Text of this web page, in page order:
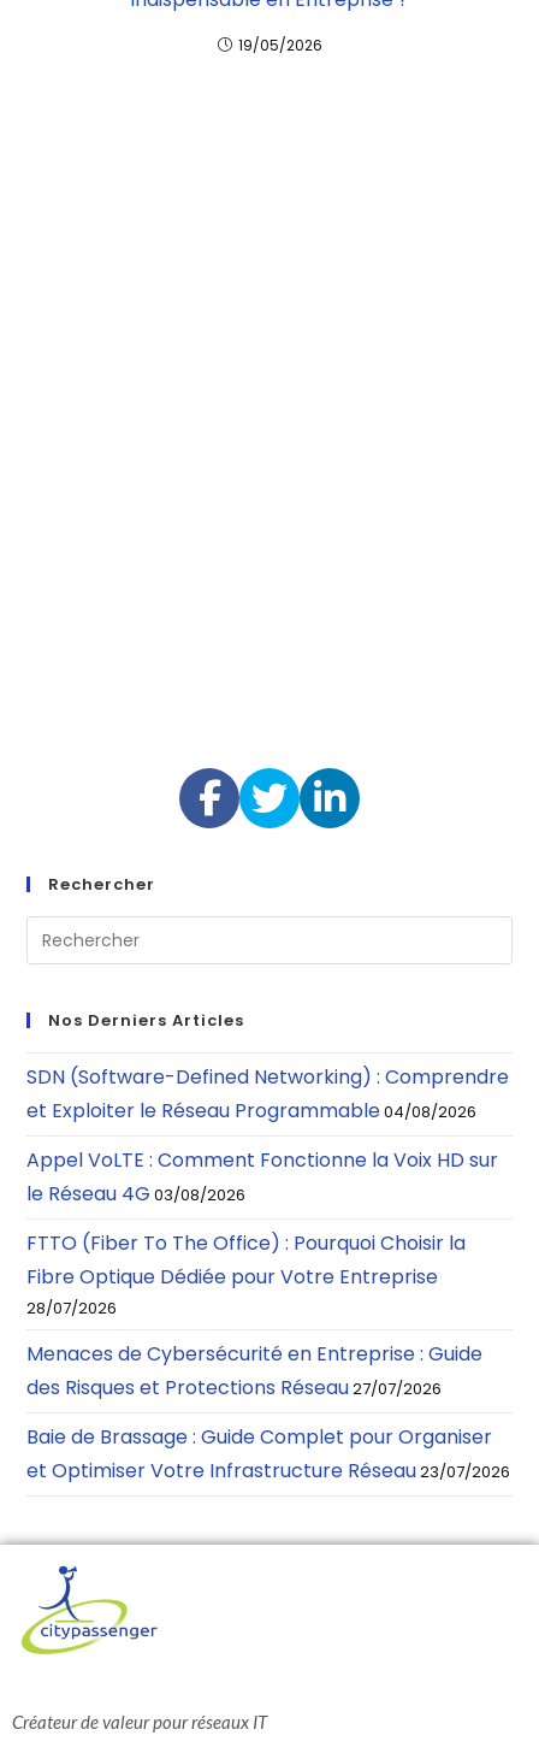
19/05/2026
Rechercher
Nos Derniers Articles
SDN (Software-Defined Networking) : Comprendre
et Exploiter le Réseau Programmable04/08/2026
Appel VoLTE : Comment Fonctionne la Voix HD sur
le Réseau 4G 03/08/2026
FTTO (Fiber To The Office) : Pourquoi Choisir la
Fibre Optique Dédiée pour Votre Entreprise
28/07/2026
Menaces de Cybersécurité en Entreprise : Guide
des Risques et Protections Réseau27/07/2026
Baie de Brassage : Guide Complet pour Organiser
et Optimiser Votre Infrastructure Réseau23/07/2026
Créateur de valeur pour réseaux IT